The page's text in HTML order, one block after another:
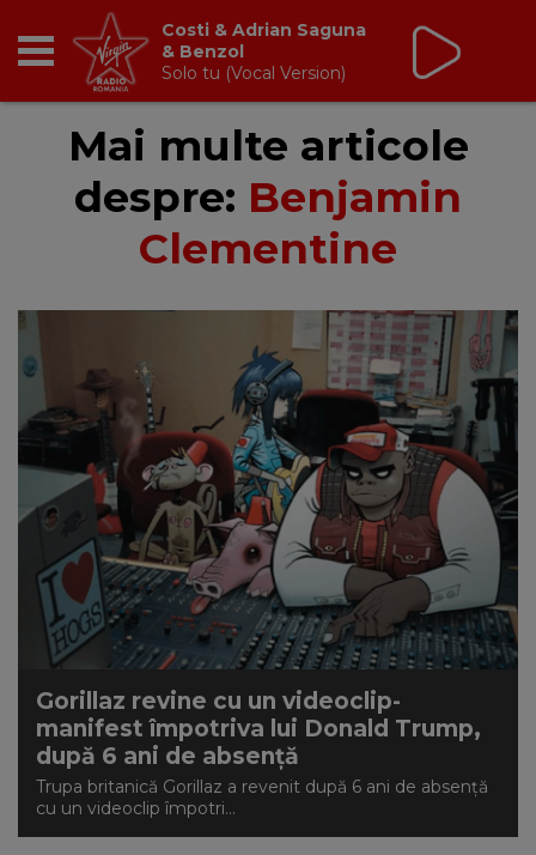
RADIO
BREAKFAST
CÂȘTIGĂ
HOT 30
DANCEFLOOR CHART
RADIO ACADEMY
NEWS
CONTUL MEU
Costi & Adrian Saguna
& Benzol
Solo tu (Vocal Version)
Mai multe articole
despre: Benjamin
Clementine
Gorillaz revine cu un videoclip-
manifest împotriva lui Donald Trump,
după 6 ani de absență
Trupa britanică Gorillaz a revenit după 6 ani de absență
cu un videoclip împotri...